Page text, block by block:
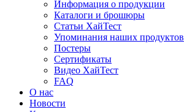
Информация о продукции
Каталоги и брошюры
Статьи ХайТест
Упоминания наших продуктов
Постеры
Сертификаты
Видео ХайТест
FAQ
О нас
Новости